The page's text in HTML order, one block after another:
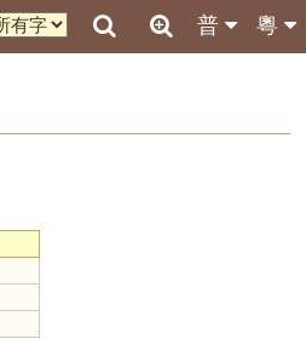
粵
普